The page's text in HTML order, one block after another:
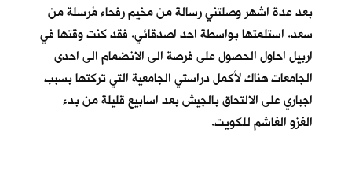
بعد عدة اشهر وصلتني رسالة من مخيم رفحاء مُرسلة من
سعد. استلمتها بواسطة احد اصدقائي. فقد كنت وقتها في
اربيل احاول الحصول على فرصة الى الانضمام الى احدى
الجامعات هناك لأكمل دراستي الجامعية التي تركتها بسبب
اجباري على الالتحاق بالجيش بعد اسابيع قليلة من بدء
الغزو الغاشم للكويت.